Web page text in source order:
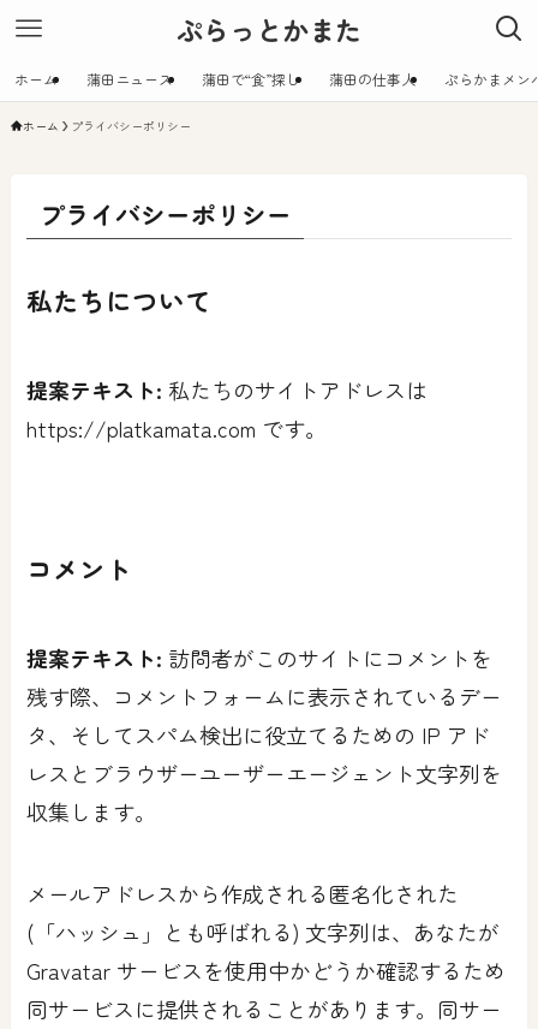
ぷらっとかまた
ホーム 蒲田ニュース 蒲田で“食”探し 蒲田の仕事人 ぷらかまメン
ホーム プライバシーポリシー
プライバシーポリシー
私たちについて
提案テキスト: 私たちのサイトアドレスは
https://platkamata.com です。
コメント
提案テキスト: 訪問者がこのサイトにコメントを
残す際、コメントフォームに表示されているデー
タ、そしてスパム検出に役立てるための IP アド
レスとブラウザーユーザーエージェント文字列を
収集します。
メールアドレスから作成される匿名化された
(「ハッシュ」とも呼ばれる) 文字列は、あなたが
Gravatar サービスを使用中かどうか確認するため
同サービスに提供されることがあります。同サー